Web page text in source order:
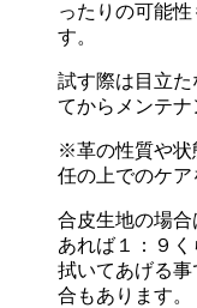
ったりの可能
す。
試す際は目立
てからメンテナ
※革の性質や状
任の上でのケア
合皮生地の場
あれば１：９
拭いてあげる
合もあります。